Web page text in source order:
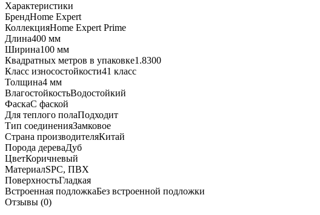
Фреддо
305-
777
Характеристики
БрендHome Expert
КоллекцияHome Expert Prime
Длина400 мм
Ширина100 мм
Квадратных метров в упаковке1.8300
Класс износостойкости41 класс
Толщина4 мм
ВлагостойкостьВодостойкий
ФаскаС фаской
Для теплого полаПодходит
Тип соединенияЗамковое
Страна производителяКитай
Порода дереваДуб
ЦветКоричневый
МатериалSPC, ПВХ
ПоверхностьГладкая
Встроенная подложкаБез встроенной подложки
Отзывы (0)